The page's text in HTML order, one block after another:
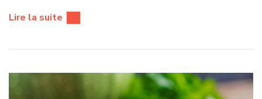
Lire la suite